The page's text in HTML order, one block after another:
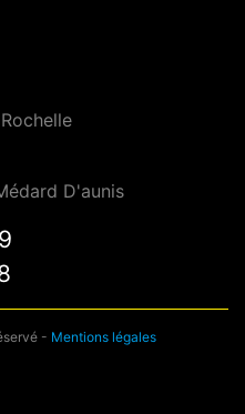
D'aunis
- Mentions légales